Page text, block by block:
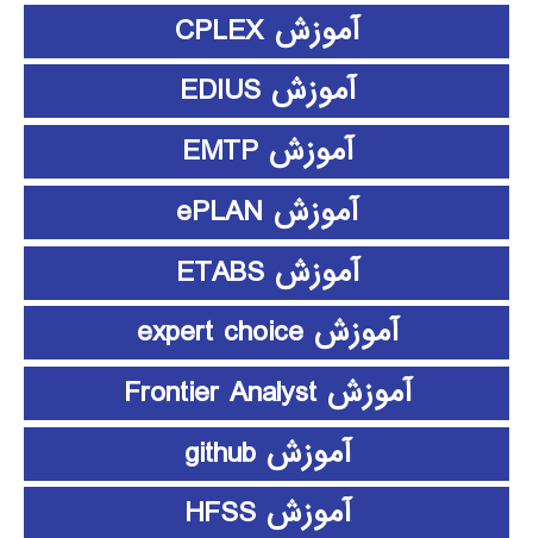
آموزش CPLEX
آموزش EDIUS
آموزش EMTP
آموزش ePLAN
آموزش ETABS
آموزش expert choice
آموزش Frontier Analyst
آموزش github
آموزش HFSS